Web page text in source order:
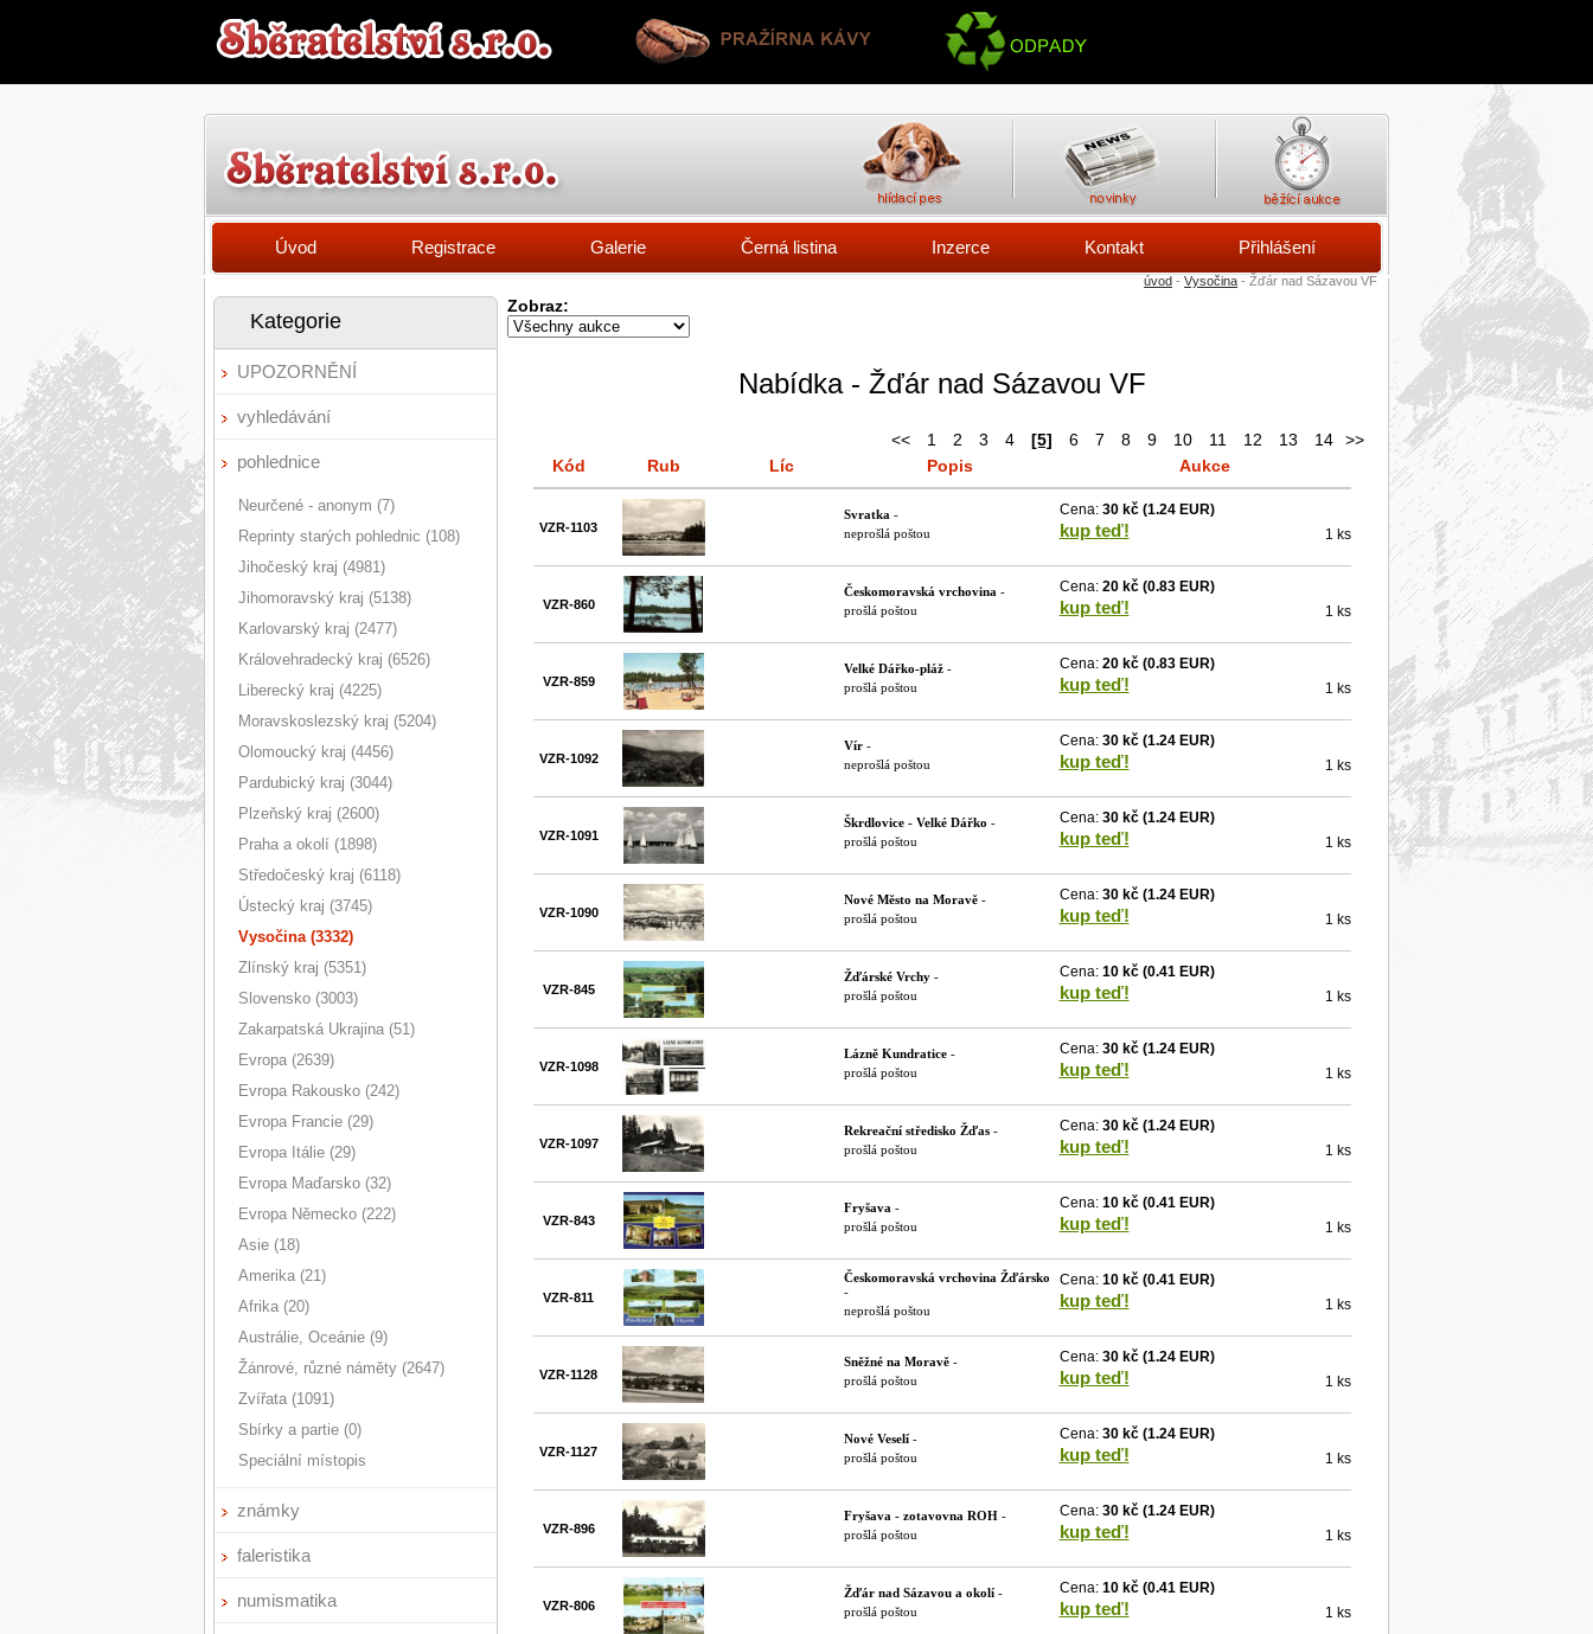
Úvod Registrace Galerie Černá listina Inzerce Kontakt Přihlášení
úvod - Vysočina - Žďár nad Sázavou VF
Kategorie
UPOZORNĚNÍ
vyhledávání
pohlednice
Neurčené - anonym (7)
Reprinty starých pohlednic (108)
Jihočeský kraj (4981)
Jihomoravský kraj (5138)
Karlovarský kraj (2477)
Královehradecký kraj (6526)
Liberecký kraj (4225)
Moravskoslezský kraj (5204)
Olomoucký kraj (4456)
Pardubický kraj (3044)
Plzeňský kraj (2600)
Praha a okolí (1898)
Středočeský kraj (6118)
Ústecký kraj (3745)
Vysočina (3332)
Zlínský kraj (5351)
Slovensko (3003)
Zakarpatská Ukrajina (51)
Evropa (2639)
Evropa Rakousko (242)
Evropa Francie (29)
Evropa Itálie (29)
Evropa Maďarsko (32)
Evropa Německo (222)
Asie (18)
Amerika (21)
Afrika (20)
Austrálie, Oceánie (9)
Žánrové, různé náměty (2647)
Zvířata (1091)
Sbírky a partie (0)
Speciální místopis
známky
faleristika
numismatika
Zobraz:
Nabídka - Žďár nad Sázavou VF
<< 1 2 3 4 [5] 6 7 8 9 10 11 12 13 14
>>
Kód
Rub Líc Popis Aukce
VZR-1103
Svratka -
neprošlá poštou
Cena: 30 kč(1.24 EUR)
kup teď! 1 ks
VZR-860
Českomoravská vrchovina -
prošlá poštou
Cena: 20 kč(0.83 EUR)
kup teď! 1 ks
VZR-859
Velké Dářko-pláž-
prošlá poštou
Cena: 20 kč(0.83 EUR)
kup teď! 1 ks
VZR-1092
Vír-
neprošlá poštou
Cena: 30 kč(1.24 EUR)
kup teď! 1 ks
VZR-1091
Škrdlovice - Velké Dářko -
prošlá poštou
Cena: 30 kč(1.24 EUR)
kup teď! 1 ks
VZR-1090
Nové Město na Moravě-
prošlá poštou
Cena: 30 kč(1.24 EUR)
kup teď! 1 ks
VZR-845
Žďárské Vrchy -
prošlá poštou
Cena: 10 kč(0.41 EUR)
kup teď! 1 ks
VZR-1098
Lázně Kundratice -
prošlá poštou
Cena: 30 kč(1.24 EUR)
kup teď! 1 ks
VZR-1097
Rekreační středisko Žďas-
prošlá poštou
Cena: 30 kč(1.24 EUR)
kup teď! 1 ks
VZR-843
Fryšava -
prošlá poštou
Cena: 10 kč(0.41 EUR)
kup teď! 1 ks
VZR-811
Českomoravská vrchovina Žďársko
-
neprošlá poštou
Cena: 10 kč(0.41 EUR)
kup teď! 1 ks
VZR-1128
Sněžné na Moravě-
prošlá poštou
Cena: 30 kč(1.24 EUR)
kup teď! 1 ks
VZR-1127
Nové Veselí-
prošlá poštou
Cena: 30 kč(1.24 EUR)
kup teď! 1 ks
VZR-896
Fryšava - zotavovna ROH-
prošlá poštou
Cena: 30 kč(1.24 EUR)
kup teď! 1 ks
VZR-806
Žďár nad Sázavou a okolí-
prošlá poštou
Cena: 10 kč(0.41 EUR)
kup teď! 1 ks